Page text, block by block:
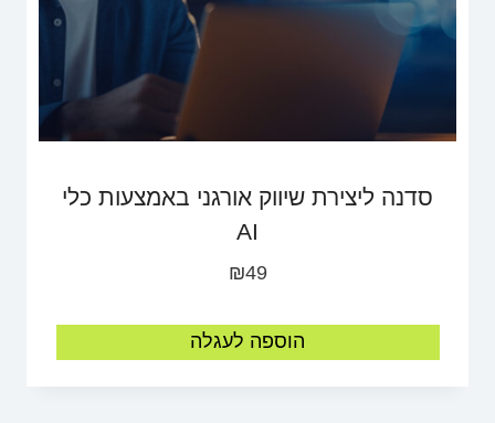
סדנה ליצירת שיווק אורגני באמצעות כלי
AI
₪49
הוספה לעגלה